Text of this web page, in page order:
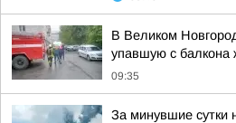
В Великом
упавшую с балкона
09:35
За минувшие сутки